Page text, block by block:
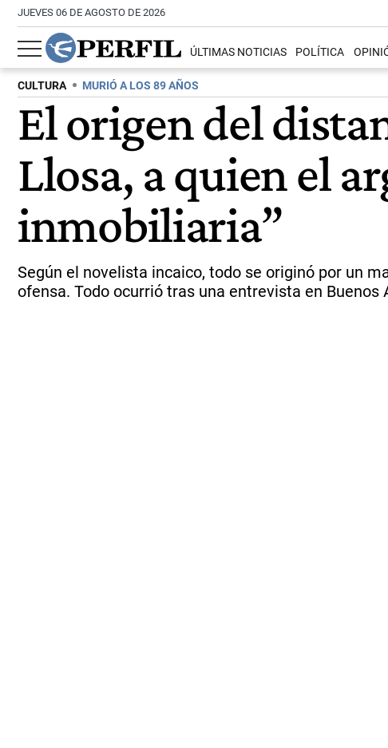
JUEVES 06 DE AGOSTO DE 2026
ÚLTIMAS NOTICIAS POLÍTICA
CULTURA MURIÓ A LOS 89 AÑOS
El origen del
Llosa, a quien el
inmobiliaria”
Según el novelista incaico, todo se originó por un
ofensa. Todo ocurrió tras una entrevista en Buenos